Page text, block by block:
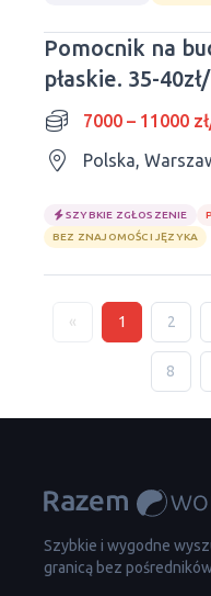
Pomocnik na
płaskie. 35-
7000 – 11000
Polska,
SZYBKIE ZGŁOSZENIE
BEZ ZNAJOMOŚCI JĘZYKA
« 1 2
8
Szybkie i wygodne
granicą bez